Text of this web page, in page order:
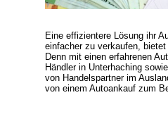
Eine effizientere Lösung ihr
einfacher zu verkaufen,
Denn mit einen erfahrenen
Händlerin Unterhaching
von Handelspartner im
von einem Autoankauf zum